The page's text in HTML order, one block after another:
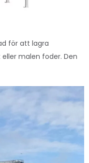
för att lagra
malen foder. Den